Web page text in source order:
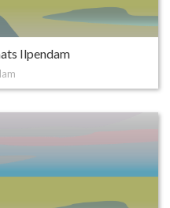
Ilpendam